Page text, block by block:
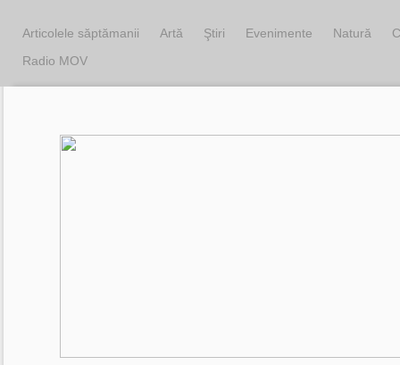
Articolele săptămanii Artă Ştiri Evenimente Natură
Radio MOV